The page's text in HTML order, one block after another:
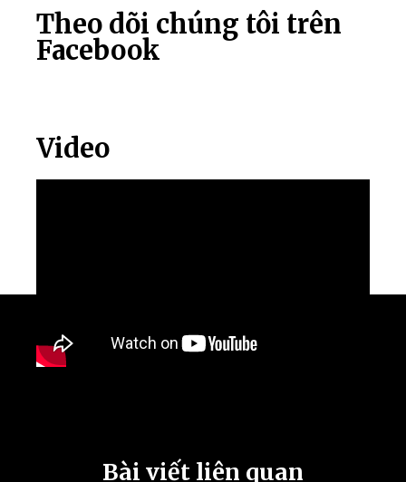
Theo dõi chúng tôi trên
Facebook
Video
Bài viết liên quan